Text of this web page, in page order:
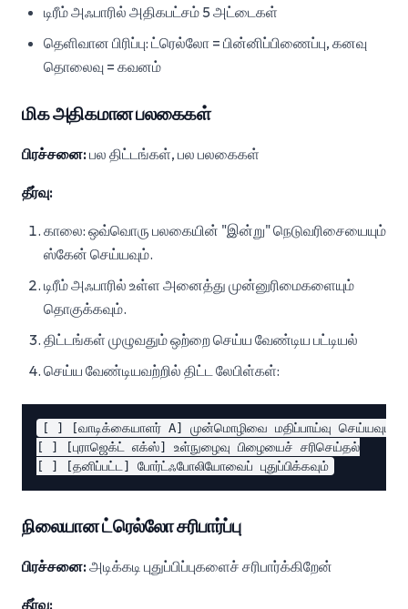
டிரீம் அஃபாரில் அதிகபட்சம் 5 அட்டைகள்
தெளிவான பிரிப்பு: ட்ரெல்லோ = பின்னிப்பிணைப்பு, கனவு
தொலைவு = கவனம்
மிக அதிகமான பலகைகள்
பிரச்சனை:பல திட்டங்கள், பல பலகைகள்
தீர்வு:
காலை: ஒவ்வொரு பலகையின் "இன்று" நெடுவரிசையையும்
ஸ்கேன் செய்யவும்.
டிரீம் அஃபாரில் உள்ள அனைத்து முன்னுரிமைகளையும்
தொகுக்கவும்.
திட்டங்கள் முழுவதும் ஒற்றை செய்ய வேண்டிய பட்டியல்
செய்ய வேண்டியவற்றில் திட்ட லேபிள்கள்:
[ ] [வாடிக்கையாளர் A] முன்மொழிவை மதிப்பாய்வு செய்யவும்
[ ] [புராஜெக்ட் எக்ஸ்] உள்நுழைவு பிழையைச் சரிசெய்தல்
நிலையான ட்ரெல்லோ சரிபார்ப்பு
பிரச்சனை:அடிக்கடி புதுப்பிப்புகளைச் சரிபார்க்கிறேன்
தீர்வு: